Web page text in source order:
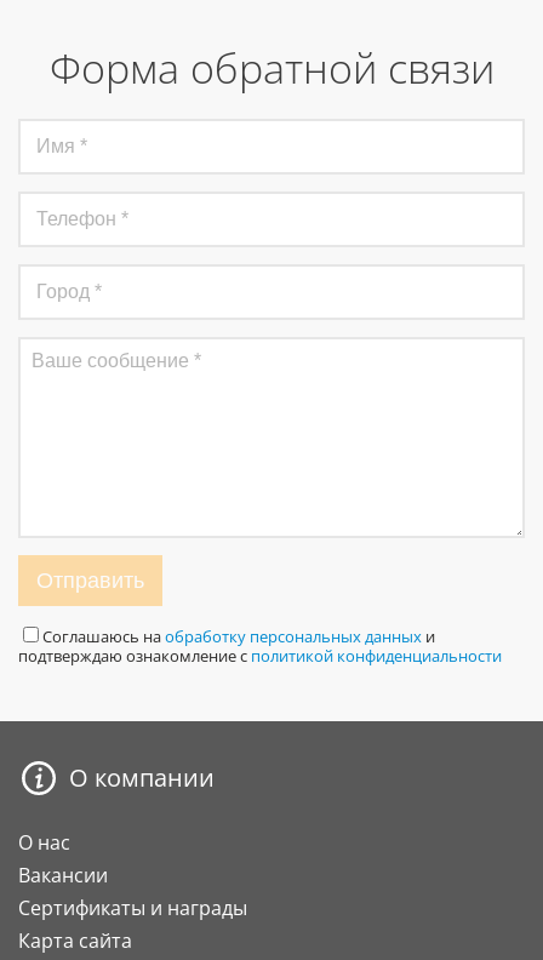
Форма обратной связи
Отправить
Соглашаюсь наобработку персональных данных и
подтверждаю ознакомление с политикой конфиденциальности
О компании
О нас
Вакансии
Сертификаты и награды
Карта сайта